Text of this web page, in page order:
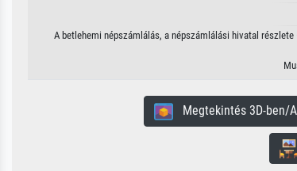
A betlehemi népszámlálás, a népszámlálási hivatal
Megtekintés 3D-ben/